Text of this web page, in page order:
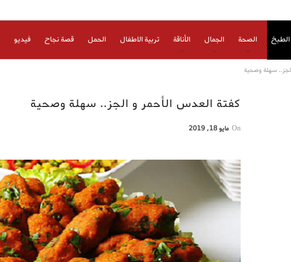
الطبخ الصحة الجمال الأناقة تربية الاطفال الحمل قصة نجاح فيديو
سهلة وصحية
كفتة العدس الأحمر و الجز.. سهلة وصحية
On مايو 18, 2019